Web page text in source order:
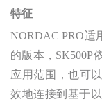
特征
NORDAC PRO适
的版本，SK500P
应用范围，也可
效地连接到基于